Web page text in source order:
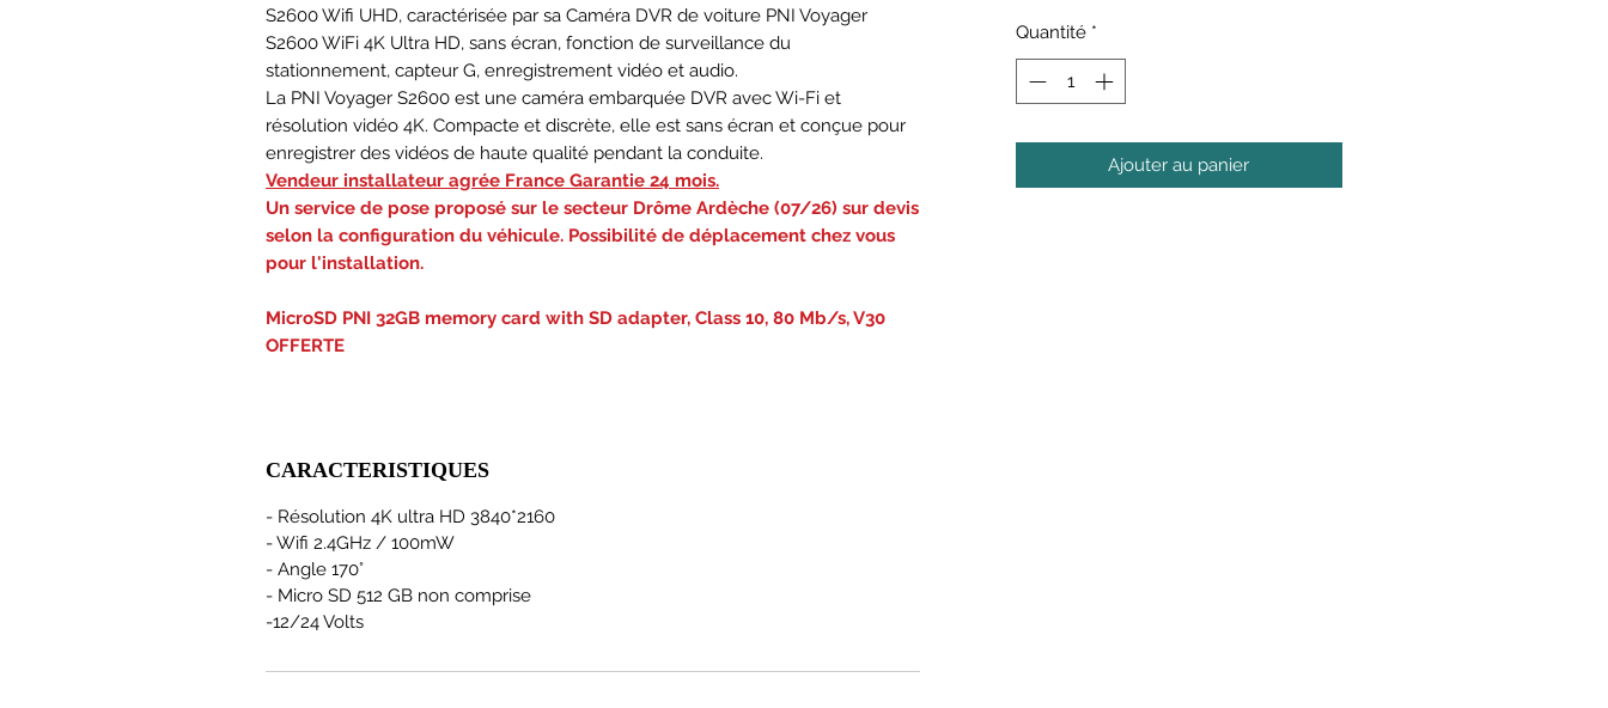
S2600 Wifi UHD, caractérisée par sa Caméra DVR de voiture PNI Voyager
S2600 WiFi 4K Ultra HD, sans écran, fonction de surveillance du
stationnement, capteur G, enregistrement vidéo et audio.
La PNI Voyager S2600 est une caméra embarquée DVR avec Wi-Fi et
résolution vidéo 4K. Compacte et discrète, elle est sans écran et conçue pour
enregistrer des vidéos de haute qualité pendant la conduite.
Vendeur installateur agrée France Garantie 24 mois.
Un service de pose proposé sur le secteur Drôme Ardèche (07/26) sur devis
selon la configuration du véhicule. Possibilité de déplacement chez vous
pour l'installation.
MicroSD PNI 32GB memory card with SD adapter, Class 10, 80 Mb/s, V30
OFFERTE
CARACTERISTIQUES
- Résolution 4K ultra HD 3840*2160
- Wifi 2.4GHz / 100mW
- Angle 170°
- Micro SD 512 GB non comprise
-12/24 Volts
Quantité *
Ajouter au panier